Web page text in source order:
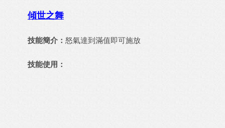
傾世之舞
技能簡介： 怒氣達到滿值即可施放
技能使用：